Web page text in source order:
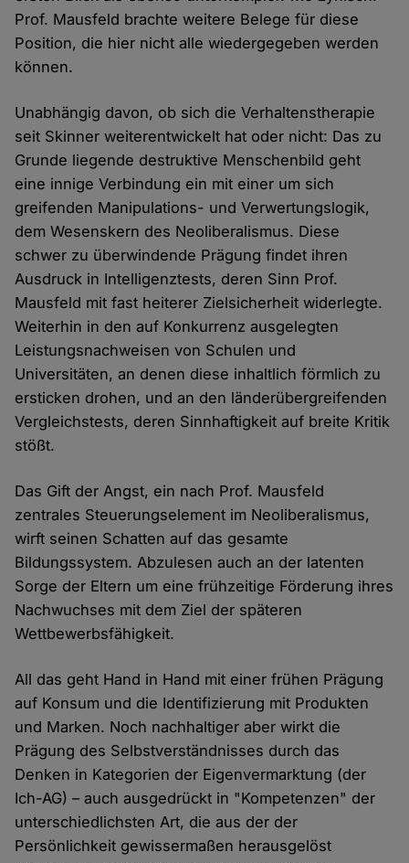
Prof. Mausfeld brachte weitere Belege für diese
Position, die hier nicht alle wiedergegeben werden
können.
Unabhängig davon, ob sich die Verhaltenstherapie
seit Skinner weiterentwickelt hat oder nicht: Das zu
Grunde liegende destruktive Menschenbild geht
eine innige Verbindung ein mit einer um sich
greifenden Manipulations- und Verwertungslogik,
dem Wesenskern des Neoliberalismus. Diese
schwer zu überwindende Prägung findet ihren
Ausdruck in Intelligenztests, deren Sinn Prof.
Mausfeld mit fast heiterer Zielsicherheit widerlegte.
Weiterhin in den auf Konkurrenz ausgelegten
Leistungsnachweisen von Schulen und
Universitäten, an denen diese inhaltlich förmlich zu
ersticken drohen, und an den länderübergreifenden
Vergleichstests, deren Sinnhaftigkeit auf breite Kritik
stößt.
Das Gift der Angst, ein nach Prof. Mausfeld
zentrales Steuerungselement im Neoliberalismus,
wirft seinen Schatten auf das gesamte
Bildungssystem. Abzulesen auch an der latenten
Sorge der Eltern um eine frühzeitige Förderung ihres
Nachwuchses mit dem Ziel der späteren
Wettbewerbsfähigkeit.
All das geht Hand in Hand mit einer frühen Prägung
auf Konsum und die Identifizierung mit Produkten
und Marken. Noch nachhaltiger aber wirkt die
Prägung des Selbstverständnisses durch das
Denken in Kategorien der Eigenvermarktung (der
Ich-AG) – auch ausgedrückt in "Kompetenzen" der
unterschiedlichsten Art, die aus der der
Persönlichkeit gewissermaßen herausgelöst